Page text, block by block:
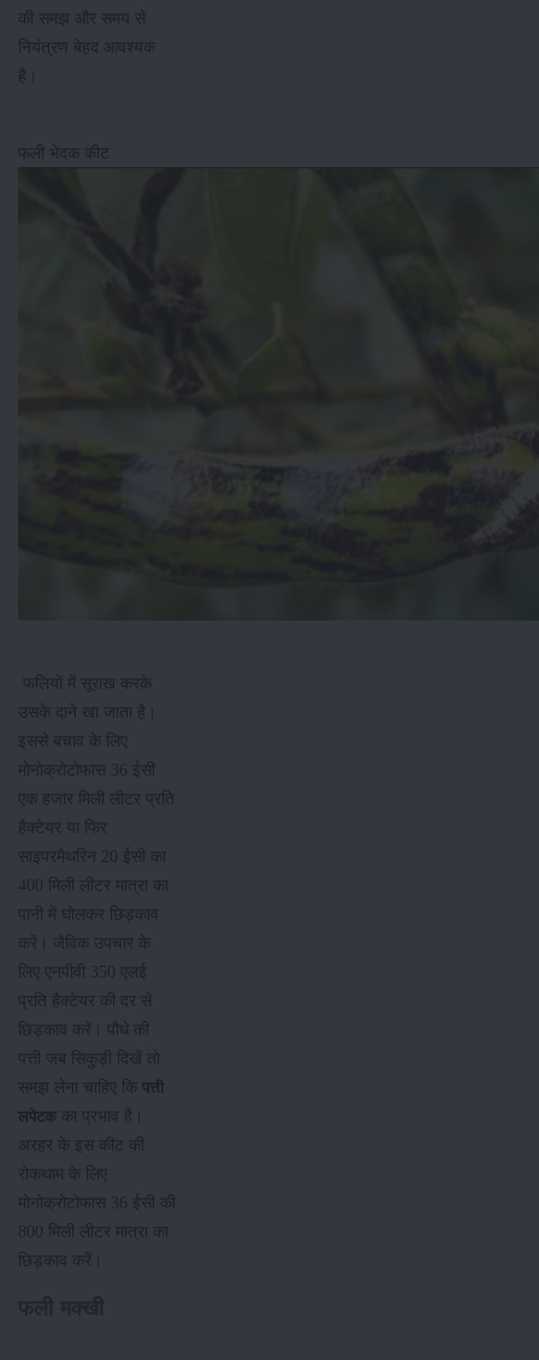
की समझ और समय से
नियंत्रण बेहद आवश्यक
है।
फली भेदक कीट
फलियों में सूराख करके
उसके दाने खा जाता है।
इससे बचाव के लिए
मोनोक्रोटोफास 36 ईसी
एक हजार मिली लीटर प्रति
हैक्टेयर या फिर
साइपरमैथरिन 20 ईसी का
400 मिली लीटर मात्रा का
पानी में घोलकर छिड़काव
करें। जैविक उपचार के
लिए एनपीवी 350 एलई
प्रति हैक्टेयर की दर से
छिड़काव करें। पौधे की
पत्ती जब सिकुड़ी दिखें तो
समझ लेना चाहिए कि पत्ती
लपेटक का प्रभाव है।
अरहर के इस कीट की
रोकथाम के लिए
मोनोक्रोटोफास 36 ईसी की
800 मिली लीटर मात्रा का
छिड़काव करें।